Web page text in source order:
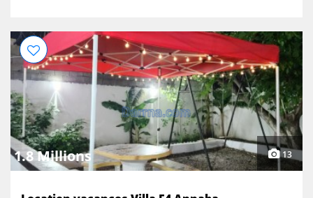
1.8 Millions 13